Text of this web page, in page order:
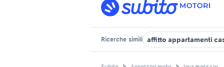
Ricerche simili affitto appartamenti